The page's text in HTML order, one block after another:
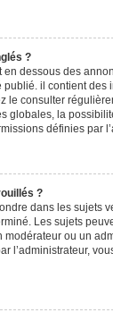
?
dessous des
il contient des
le consulter
globales, la
définies par
?
dans les sujets
Les sujets
modérateur ou un
l’administrateur,